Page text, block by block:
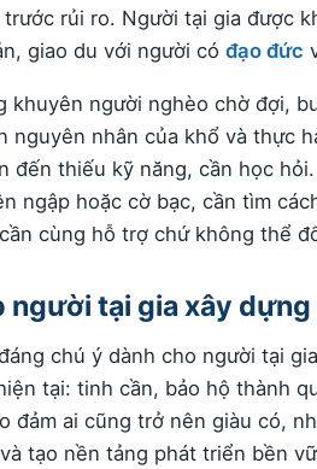
rủi ro. Người tại gia được
giao du với người có đạo đức
khuyên người nghèo chờ đợi,
nguyên nhân của khổ và thực
đến thiếu kỹ năng, cần học
ngập hoặc cờ bạc, cần tìm
cùng hỗ trợ chứ không thể
người tại gia xây
chú ý dành cho người tại
tại: tinh cần, bảo hộ thành
đảm ai cũng trở nên giàu có,
tạo nền tảng phát triển bền